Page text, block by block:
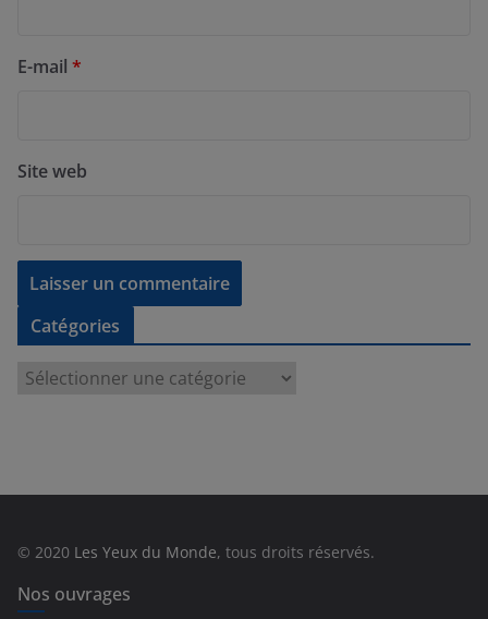
E-mail *
Site web
Catégories
e
© 2020 Les Yeux du Monde, tous droits réservés.
Nos ouvrages